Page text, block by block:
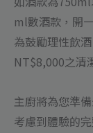
ml數酒款，開
為鼓勵理性飲
NT$8,000之清
主廚將為您準
考慮到體驗的